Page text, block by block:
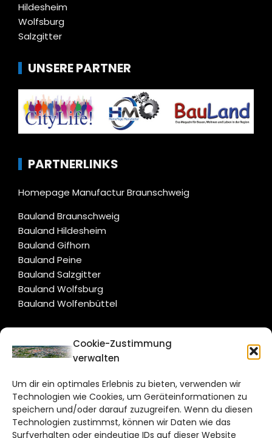
Cookie-Zustimmung
verwalten
Um dir ein optimales Erlebnis zu bieten, verwenden wir
Technologien wie Cookies, um Geräteinformationen zu
speichern und/oder darauf zuzugreifen. Wenn du diesen
Technologien zustimmst, können wir Daten wie das
Surfverhalten oder eindeutige IDs auf dieser Website
Hildesheim
Wolfsburg
Salzgitter
UNSERE PARTNER
PARTNERLINKS
Homepage Manufactur Braunschweig
Bauland Braunschweig
Bauland Hildesheim
Bauland Gifhorn
Bauland Peine
Bauland Salzgitter
Bauland Wolfsburg
Bauland Wolfenbüttel
CITYLIFE!
Bruchtorwall 12
38100 Braunschweig
Telefon: 0531 387220 – 65